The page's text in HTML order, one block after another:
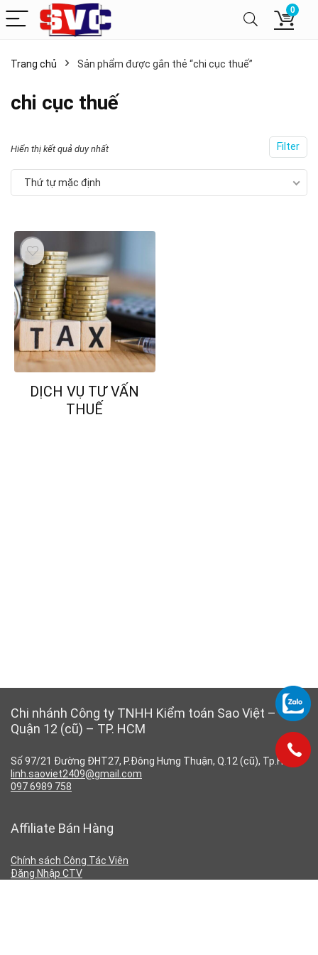
0
Trang chủ Sản phẩm được gắn thẻ “chi cục thuế”
chi cục thuế
Filter
Hiển thị kết quả duy nhất
Thứ tự mặc định
DỊCH VỤ TƯ VẤN
THUẾ
Chi nhánh Công ty TNHH Kiểm toán Sao Việt –
Quận 12 (cũ) – TP. HCM
Số 97/21 Đường ĐHT27, P.Đông Hưng Thuận, Q.12 (cũ), Tp.HCM
linh.saoviet2409@gmail.com
097 6989 758
Affiliate Bán Hàng
Chính sách Công Tác Viên
Đăng Nhập CTV